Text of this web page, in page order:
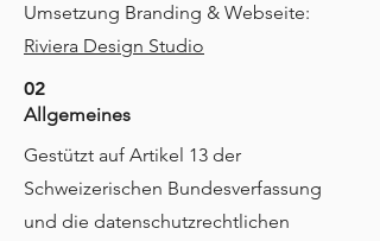
Umsetzung Branding & Webseite:
Riviera Design Studio
02
Allgemeines
Gestützt auf Artikel 13 der
Schweizerischen Bundesverfassung
und die datenschutzrechtlichen